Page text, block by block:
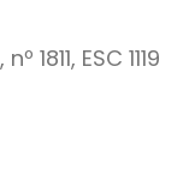
1811, ESC 1119